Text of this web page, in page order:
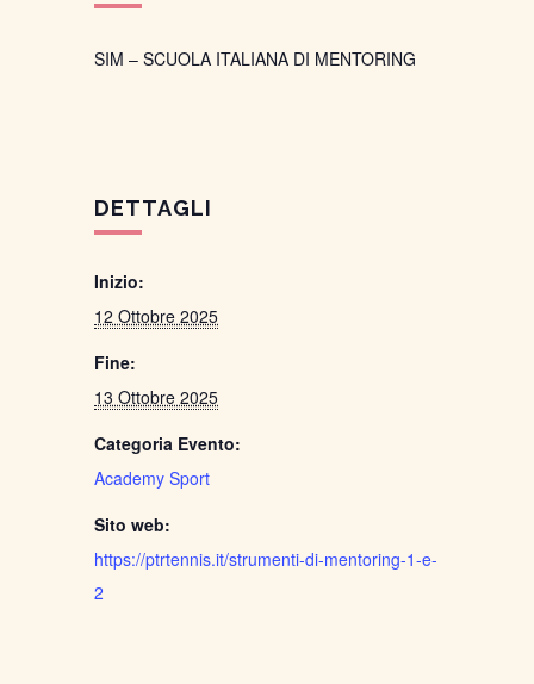
DETTAGLI
Inizio:
12 Ottobre 2025
Fine:
13 Ottobre 2025
Categoria Evento:
Academy Sport
Sito web:
https://ptrtennis.it/strumenti-di-mentoring-1-e-
2
SIM – SCUOLA ITALIANA DI MENTORING